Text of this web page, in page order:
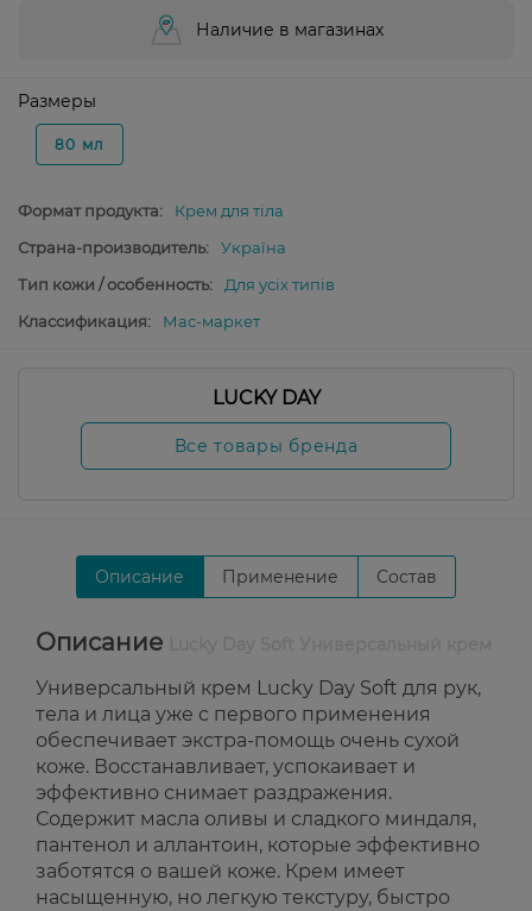
Наличие в магазинах
Размеры
80 мл
Формат продукта:
Крем для тіла
Страна-производитель:
Україна
Тип кожи / особенность:
Для усіх типів
Классификация:
Мас-маркет
LUCKY DAY
Все товары бренда
Описание Применение Состав
Описание
Универсальный крем Lucky Day Soft для рук,
тела и лица уже с первого применения
обеспечивает экстра-помощь очень сухой
коже. Восстанавливает, успокаивает и
эффективно снимает раздражения.
Содержит масла оливы и сладкого миндаля,
пантенол и аллантоин, которые эффективно
заботятся о вашей коже. Крем имеет
насыщенную, но легкую текстуру, быстро